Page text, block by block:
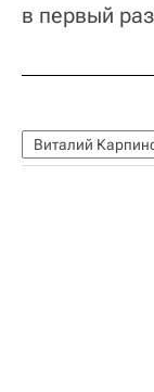
в первый
Виталий